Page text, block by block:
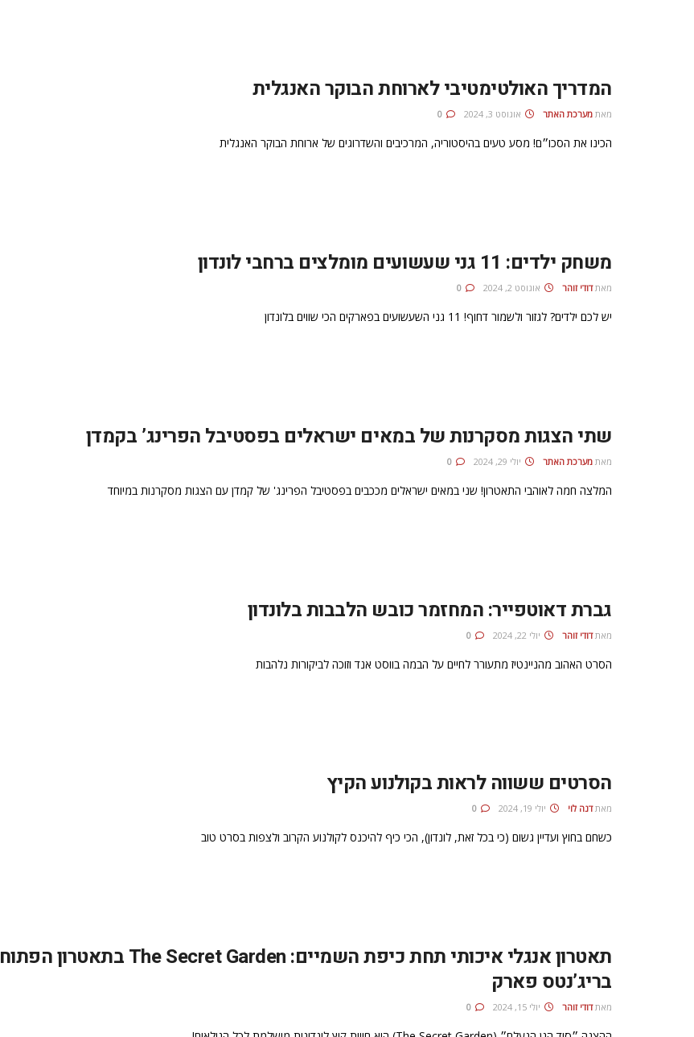
המדריך האולטימטיבי לארוחת הבוקר האנגלית
מאת מערכת האתר אוגוסט 3, 2024
הכינו את הסכו״ם! מסע טעים בהיסטוריה, המרכיבים והשדרוגים של ארוחת הבוקר האנגלית
משחק ילדים: 11 גני שעשועים מומלצים ברחבי לונדון
מאת דודי זוהר אוגוסט 2, 2024
יש לכם ילדים? לגזור ולשמור דחוף! 11 גני השעשועים בפארקים הכי שווים בלונדון
שתי הצגות מסקרנות של במאים ישראלים בפסטיבל הפרינג’ בקמדן
מאת מערכת האתר יולי 29, 2024
המלצה חמה לאוהבי התאטרון! שני במאים ישראלים מככבים בפסטיבל הפרינג' של קמדן עם הצגות מסקרנות במיוחד
גברת דאוטפייר: המחזמר כובש הלבבות בלונדון
מאת דודי זוהר יולי 22, 2024
הסרט האהוב מהניינטיז מתעורר לחיים על הבמה בווסט אנד וזוכה לביקורות נלהבות
הסרטים ששווה לראות בקולנוע הקיץ
מאת דנה לוי יולי 19, 2024
כשחם בחוץ ועדיין גשום (כי בכל זאת, לונדון), הכי כיף להיכנס לקולנוע הקרוב ולצפות בסרט טוב
תאטרון אנגלי איכותי תחת כיפת השמיים: The Secret Garden בתאטרון הפתוח
בריג’נטס פארק
מאת דודי זוהר יולי 15, 2024